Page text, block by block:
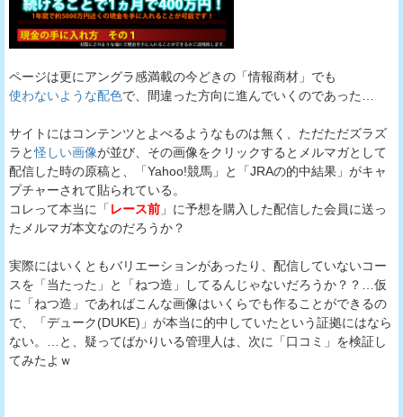
ページは更にアングラ感満載の今どきの「情報商材」でも
使わないような配色で、間違った方向に進んでいくのであった…
サイトにはコンテンツとよべるようなものは無く、ただただズラズ
ラと怪しい画像が並び、その画像をクリックするとメルマガとして
配信した時の原稿と、「Yahoo!競馬」と「JRAの的中結果」がキャ
プチャーされて貼られている。
コレって本当に「 レース前 」に予想を購入した配信した会員に送っ
たメルマガ本文なのだろうか？
実際にはいくともバリエーションがあったり、配信していないコー
スを「当たった」と「ねつ造」してるんじゃないだろうか？？…仮
に「ねつ造」であればこんな画像はいくらでも作ることができるの
で、「デューク(DUKE)」が本当に的中していたという証拠にはなら
ない。…と、疑ってばかりいる管理人は、次に「口コミ」を検証し
てみたよｗ